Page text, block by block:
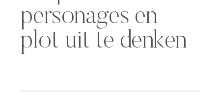
personages en
plot uit te denken